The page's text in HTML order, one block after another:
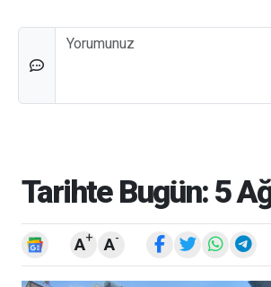
Düşünceleriniz
Tarihte Bugün: 5
A+ A-